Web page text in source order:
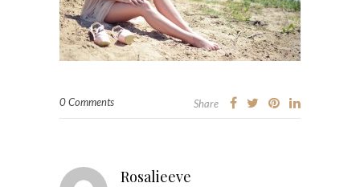
0 Comments Share
Rosalieeve